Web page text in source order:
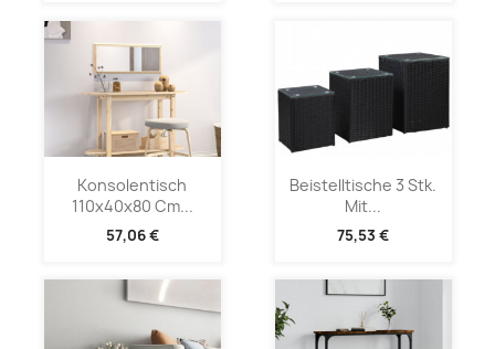
Konsolentisch
110x40x80 Cm...
57,06 €
Beistelltische 3 Stk.
Mit...
75,53 €